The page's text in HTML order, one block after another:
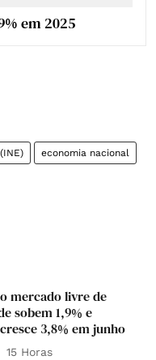
em 2025
economia nacional
mercado livre de
sobem 1,9% e
3,8% em junho
15 Horas